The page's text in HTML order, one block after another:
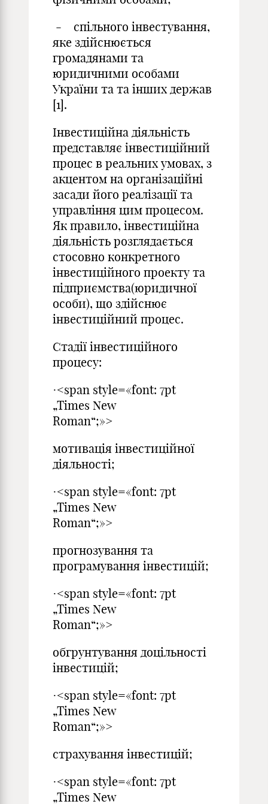
- спільного інвестування,
яке здійснюється
громадянами та
юридичними особами
України та та інших держав
[1].
Інвестиційна діяльність
представляє інвестиційний
процес в реальних умовах, з
акцентом на організаційні
засади його реалізації та
управління цим процесом.
Як правило, інвестиційна
діяльність розглядається
стосовно конкретного
інвестиційного проекту та
підприємства(юридичної
особи), що здійснює
інвестиційний процес.
Стадії інвестиційного
процесу:
·<span style=«font: 7pt
„Times New
Roman“;»>
мотивація інвестиційної
діяльності;
·<span style=«font: 7pt
„Times New
Roman“;»>
прогнозування та
програмування інвестицій;
·<span style=«font: 7pt
„Times New
Roman“;»>
обгрунтування доцільності
інвестицій;
·<span style=«font: 7pt
„Times New
Roman“;»>
страхування інвестицій;
·<span style=«font: 7pt
„Times New